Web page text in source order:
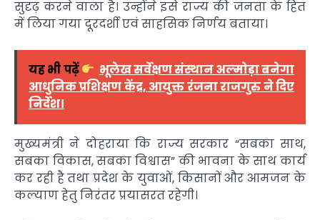
सुदृढ़ करने वाला है। उन्होंने इसे राज्य की जनता के हित
में लिया गया दूरदर्शी एवं साहसिक निर्णय बताया।
यह भी पढ़ें
भूलेख सर्वेक्षण संस्थान अल्मोड़ा बनेगा
आधुनिक प्रशिक्षण केंद्र, आयुक्त रंजना राजगुरु ने दिए
निर्देश।
मुख्यमंत्री ने दोहराया कि राज्य सरकार “सबका साथ,
सबका विकास, सबका विश्वास” की भावना के साथ कार्य
कर रही है तथा प्रदेश के युवाओं, किसानों और आमजन के
कल्याण हेतु निरंतर प्रयासरत रहेगी।